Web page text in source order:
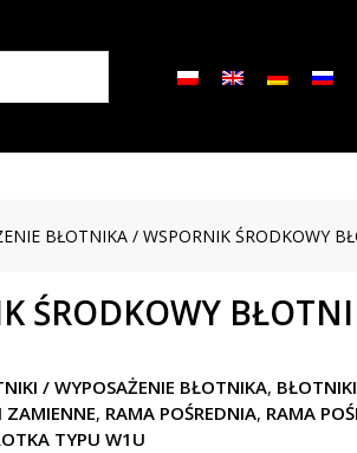
BŁOTNIKA / WSPORNIK ŚRODKOWY
ŚRODKOWY
/ WYPOSAŻENIE BŁOTNIKA,
ZAMIENNE, RAMA POŚREDNIA, RAMA
TYPU W1U